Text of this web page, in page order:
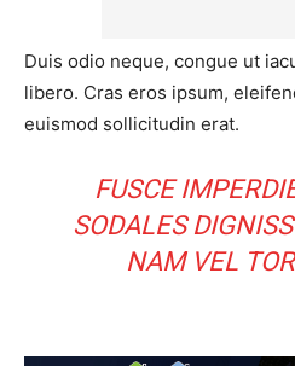
Duis odio neque, congue ut
libero. Cras eros ipsum,
euismod sollicitudin erat.
FUSCE
SODALES
NAM VEL